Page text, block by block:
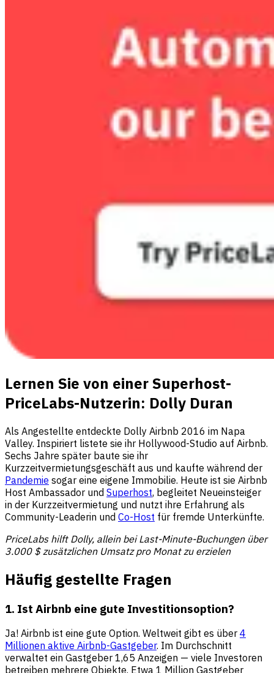
Lernen Sie von einer Superhost-
PriceLabs-Nutzerin: Dolly Duran
Als Angestellte entdeckte Dolly Airbnb 2016 im Napa
Valley. Inspiriert listete sie ihr Hollywood-Studio auf Airbnb.
Sechs Jahre später baute sie ihr
Kurzzeitvermietungsgeschäft aus und kaufte während der
Pandemie sogar eine eigene Immobilie. Heute ist sie Airbnb
Host Ambassador und Superhost, begleitet Neueinsteiger
in der Kurzzeitvermietung und nutzt ihre Erfahrung als
Community-Leaderin und Co-Host für fremde Unterkünfte.
PriceLabs hilft Dolly, allein bei Last-Minute-Buchungen über
3.000 $ zusätzlichen Umsatz pro Monat zu erzielen
Häufig gestellte Fragen
1. Ist Airbnb eine gute Investitionsoption?
Ja! Airbnb ist eine gute Option. Weltweit gibt es über 4
Millionen aktive Airbnb-Gastgeber. Im Durchschnitt
verwaltet ein Gastgeber 1,65 Anzeigen — viele Investoren
betreiben mehrere Objekte. Etwa 1 Million Gastgeber